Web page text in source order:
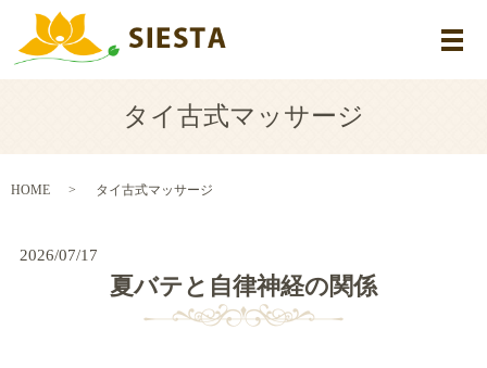
メ
タイ古式マッサージ
HOME タイ古式マッサージ
2026/07/17
夏バテと自律神経の関係